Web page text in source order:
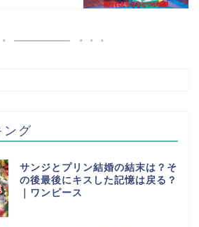
ング
サンジとプリン結婚の結末は？そ
の後最後にキスした記憶は戻る？
｜ワンピース